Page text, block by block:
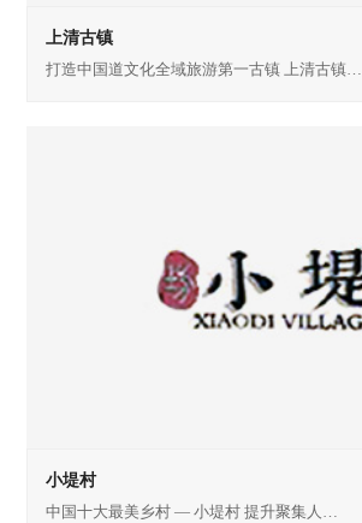
上清古镇
打造中国道文化全域旅游第一古镇 上清古镇…
小堤村
中国十大最美乡村 — 小堤村 提升聚集人…